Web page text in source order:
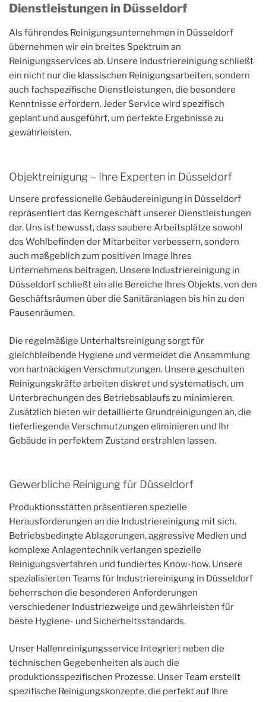
Dienstleistungen in Düsseldorf
Als führendes Reinigungsunternehmen in Düsseldorf
übernehmen wir ein breites Spektrum an
Reinigungsservices ab. Unsere Industriereinigung schließt
ein nicht nur die klassischen Reinigungsarbeiten, sondern
auch fachspezifische Dienstleistungen, die besondere
Kenntnisse erfordern. Jeder Service wird spezifisch
geplant und ausgeführt, um perfekte Ergebnisse zu
gewährleisten.
Objektreinigung – Ihre Experten in Düsseldorf
Unsere professionelle Gebäudereinigung in Düsseldorf
repräsentiert das Kerngeschäft unserer Dienstleistungen
dar. Uns ist bewusst, dass saubere Arbeitsplätze sowohl
das Wohlbefinden der Mitarbeiter verbessern, sondern
auch maßgeblich zum positiven Image Ihres
Unternehmens beitragen. Unsere Industriereinigung in
Düsseldorf schließt ein alle Bereiche Ihres Objekts, von den
Geschäftsräumen über die Sanitäranlagen bis hin zu den
Pausenräumen.
Die regelmäßige Unterhaltsreinigung sorgt für
gleichbleibende Hygiene und vermeidet die Ansammlung
von hartnäckigen Verschmutzungen. Unsere geschulten
Reinigungskräfte arbeiten diskret und systematisch, um
Unterbrechungen des Betriebsablaufs zu minimieren.
Zusätzlich bieten wir detaillierte Grundreinigungen an, die
tieferliegende Verschmutzungen eliminieren und Ihr
Gebäude in perfektem Zustand erstrahlen lassen.
Gewerbliche Reinigung für Düsseldorf
Produktionsstätten präsentieren spezielle
Herausforderungen an die Industriereinigung mit sich.
Betriebsbedingte Ablagerungen, aggressive Medien und
komplexe Anlagentechnik verlangen spezielle
Reinigungsverfahren und fundiertes Know-how. Unsere
spezialisierten Teams für Industriereinigung in Düsseldorf
beherrschen die besonderen Anforderungen
verschiedener Industriezweige und gewährleisten für
beste Hygiene- und Sicherheitsstandards.
Unser Hallenreinigungsservice integriert neben die
technischen Gegebenheiten als auch die
produktionsspezifischen Prozesse. Unser Team erstellt
spezifische Reinigungskonzepte, die perfekt auf Ihre